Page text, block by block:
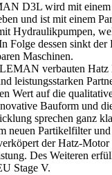
D3L wird mit
und ist mit einem
Hydraulikpumpen,
Folge dessen sinkt der
Maschinen.
verbauten Hatz
leistungsstarken
Wert auf die
Bauform und
sprechen ganz
neuen Partikelfilter
der Hatz-
Des Weiteren
Stage V.